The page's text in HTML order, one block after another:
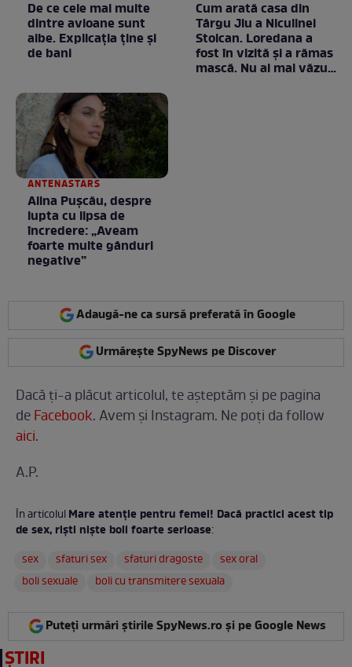
De ce cele mai multe
dintre avioane sunt
albe. Explicația ține și
de bani
Cum arată casa din
Târgu Jiu a Niculinei
Stoican. Loredana a
fost în vizită și a rămas
mască. Nu ai mai văzut
ANTENASTARS
Alina Pușcău, despre
lupta cu lipsa de
încredere: „Aveam
foarte multe gânduri
negative”
Adaugă-ne ca sursă preferată în Google
Urmărește SpyNews pe Discover
Dacă ți-a plăcut articolul, te așteptăm și pe pagina
deFacebook. Avem și Instagram. Ne poți da follow
aici.
A.P.
În articolulMare atenție pentru femei! Dacă practici acest tip
de sex, riști niște boli foarte serioase:
sex
sfaturi sex sfaturi dragoste
sex oral
boli sexuale
boli cu transmitere sexuala
Puteți urmări știrile SpyNews.ro și pe Google News
ȘTIRI